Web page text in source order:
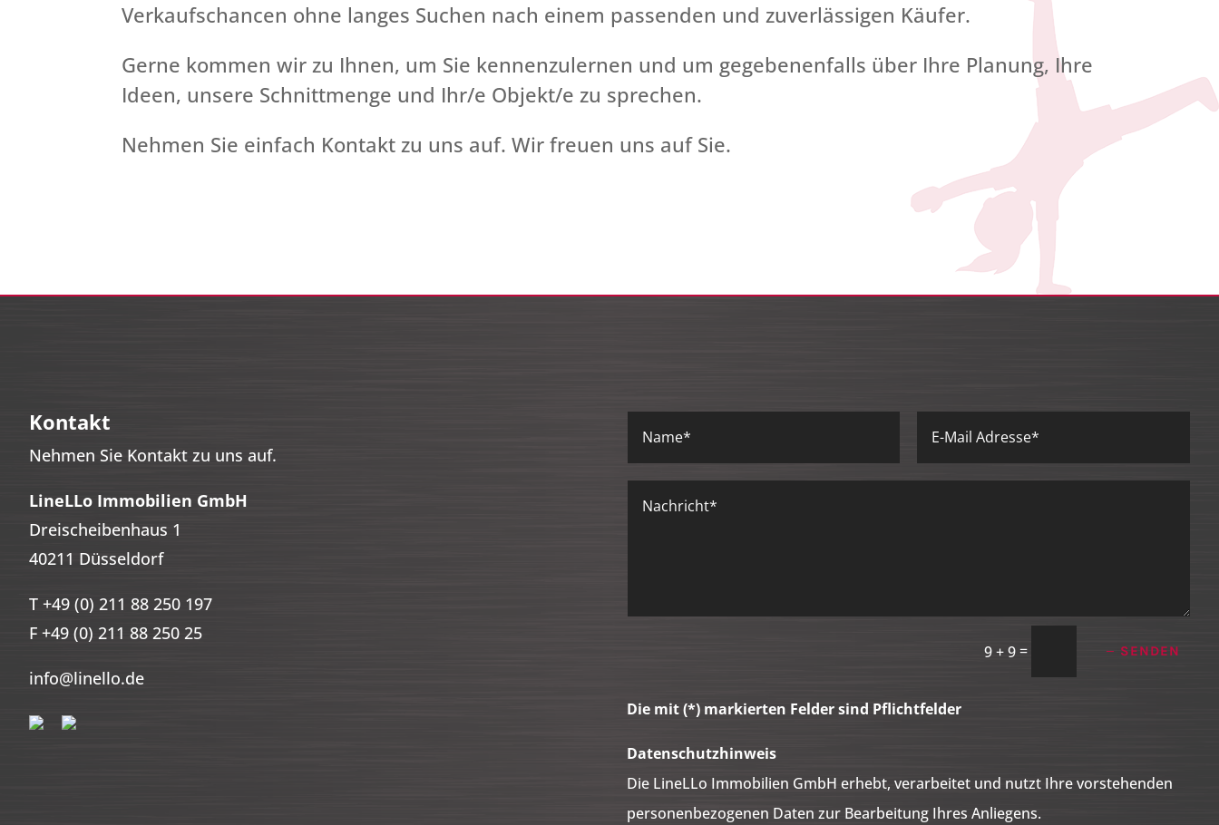
Verkaufschancen ohne langes Suchen nach einem passenden und zuverlässigen Käufer.
Gerne kommen wir zu Ihnen, um Sie kennenzulernen und um gegebenenfalls über Ihre Planung, Ihre
Ideen, unsere Schnittmenge und Ihr/e Objekt/e zu sprechen.
Nehmen Sie einfach Kontakt zu uns auf. Wir freuen uns auf Sie.
Kontakt
Nehmen Sie Kontakt zu uns auf.
LineLLo Immobilien GmbH
Dreischeibenhaus 1
40211 Düsseldorf
T +49 (0) 211 88 250 197
F +49 (0) 211 88 250 25
info@linello.de
9 + 9= SENDEN
Die mit (*) markierten Felder sind Pflichtfelder
Datenschutzhinweis
Die LineLLo Immobilien GmbH erhebt, verarbeitet und nutzt Ihre vorstehenden
personenbezogenen Daten zur Bearbeitung Ihres Anliegens.